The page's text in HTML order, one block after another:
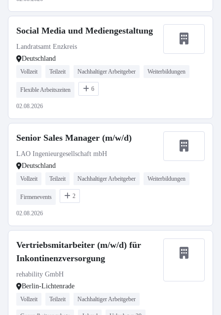
Social Media und Mediengestaltung
Landratsamt Enzkreis
Deutschland
Vollzeit Teilzeit Nachhaltiger Arbeitgeber Weiterbildungen
Flexible Arbeitszeiten 6
02.08.2026
Senior Sales Manager (m/w/d)
LAO Ingenieurgesellschaft mbH
Deutschland
Vollzeit Teilzeit Nachhaltiger Arbeitgeber Weiterbildungen
Firmenevents 2
02.08.2026
Vertriebsmitarbeiter (m/w/d) für
Inkontinenzversorgung
rehability GmbH
Berlin-Lichtenrade
Vollzeit Teilzeit Nachhaltiger Arbeitgeber